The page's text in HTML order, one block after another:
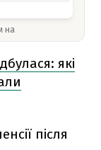
на
які
після